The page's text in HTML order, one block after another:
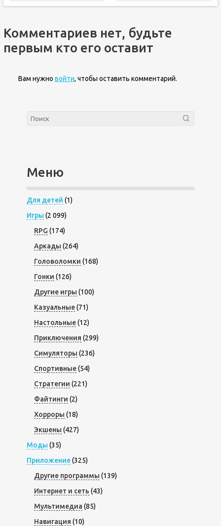
Комментариев нет, будьте
первым кто его оставит
Вам нужно войти, чтобы оставить комментарий.
Меню
Для детей (1)
Игры (2 099)
RPG (174)
Аркады (264)
Головоломки (168)
Гонки (126)
Другие игры (100)
Казуальные(71)
Настольные(12)
Приключения (299)
Симуляторы (236)
Спортивные(54)
Стратегии (221)
Файтинги (2)
Хорроры (18)
Экшены (427)
Моды (35)
Приложение(325)
Другие программы (139)
Интернет и сеть (43)
Мультимедиа (85)
Навигация (10)